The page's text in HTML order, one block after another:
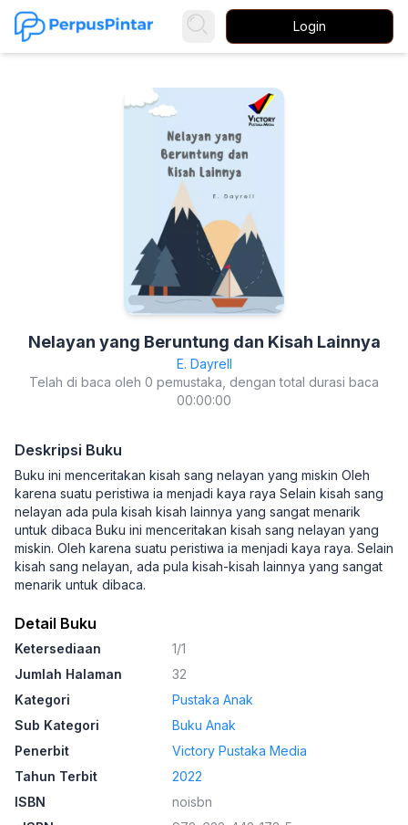
Login
Nelayan yang Beruntung dan Kisah Lainnya
E. Dayrell
Telah di baca oleh 0 pemustaka, dengan total durasi baca
00:00:00
Deskripsi Buku
Buku ini menceritakan kisah sang nelayan yang miskin Oleh
karena suatu peristiwa ia menjadi kaya raya Selain kisah sang
nelayan ada pula kisah kisah lainnya yang sangat menarik
untuk dibaca Buku ini menceritakan kisah sang nelayan yang
miskin. Oleh karena suatu peristiwa ia menjadi kaya raya. Selain
kisah sang nelayan, ada pula kisah-kisah lainnya yang sangat
menarik untuk dibaca.
Detail Buku
Ketersediaan
1/1
Jumlah Halaman
32
Kategori
Pustaka Anak
Sub Kategori
Buku Anak
Penerbit
Victory Pustaka Media
Tahun Terbit
2022
ISBN
noisbn